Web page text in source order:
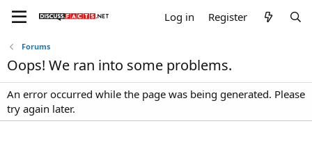
Log in Register
Forums
Oops! We ran into some problems.
An error occurred while the page was being generated. Please
try again later.